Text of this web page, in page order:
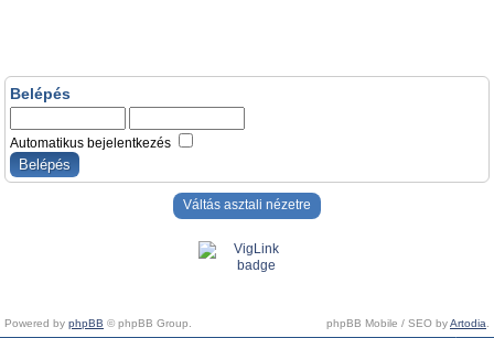
Belépés
Automatikus bejelentkezés
Váltás asztali nézetre
Powered by phpBB © phpBB Group. phpBB Mobile / SEO byArtodia.